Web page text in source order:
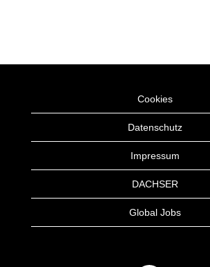
Cookies
Datenschutz
Impressum
DACHSER
Global Jobs